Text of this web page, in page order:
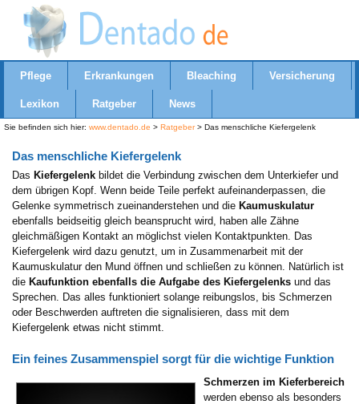
Pflege Erkrankungen Bleaching Versicherung
Lexikon Ratgeber News
Sie befinden sich hier: www.dentado.de > Ratgeber> Das menschliche Kiefergelenk
Das menschliche Kiefergelenk
Das Kiefergelenk bildet die Verbindung zwischen dem Unterkiefer und
dem übrigen Kopf. Wenn beide Teile perfekt aufeinanderpassen, die
Gelenke symmetrisch zueinanderstehen und die Kaumuskulatur
ebenfalls beidseitig gleich beansprucht wird, haben alle Zähne
gleichmäßigen Kontakt an möglichst vielen Kontaktpunkten. Das
Kiefergelenk wird dazu genutzt, um in Zusammenarbeit mit der
Kaumuskulatur den Mund öffnen und schließen zu können. Natürlich ist
die Kaufunktion ebenfalls die Aufgabe des Kiefergelenks und das
Sprechen. Das alles funktioniert solange reibungslos, bis Schmerzen
oder Beschwerden auftreten die signalisieren, dass mit dem
Kiefergelenk etwas nicht stimmt.
Ein feines Zusammenspiel sorgt für die wichtige Funktion
Schmerzen im Kieferbereich
werden ebenso als besonders